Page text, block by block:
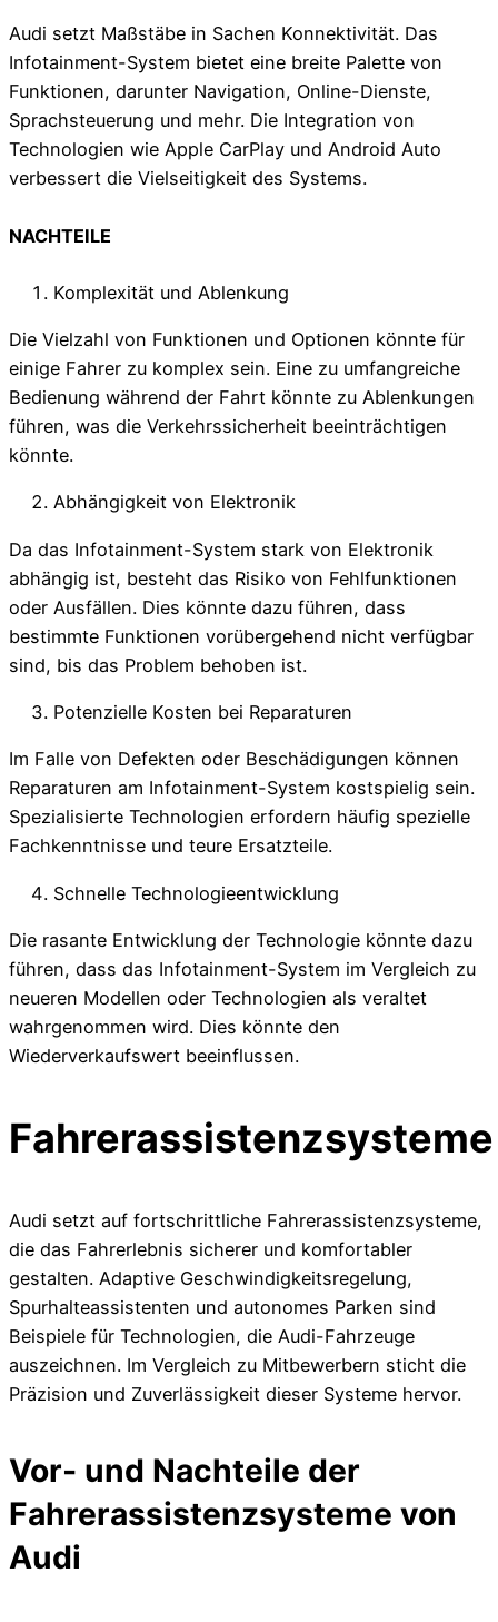
Audi setzt Maßstäbe in Sachen Konnektivität. Das
Infotainment-System bietet eine breite Palette von
Funktionen, darunter Navigation, Online-Dienste,
Sprachsteuerung und mehr. Die Integration von
Technologien wie Apple CarPlay und Android Auto
verbessert die Vielseitigkeit des Systems.
NACHTEILE
Komplexität und Ablenkung
Die Vielzahl von Funktionen und Optionen könnte für
einige Fahrer zu komplex sein. Eine zu umfangreiche
Bedienung während der Fahrt könnte zu Ablenkungen
führen, was die Verkehrssicherheit beeinträchtigen
könnte.
Abhängigkeit von Elektronik
Da das Infotainment-System stark von Elektronik
abhängig ist, besteht das Risiko von Fehlfunktionen
oder Ausfällen. Dies könnte dazu führen, dass
bestimmte Funktionen vorübergehend nicht verfügbar
sind, bis das Problem behoben ist.
Potenzielle Kosten bei Reparaturen
Im Falle von Defekten oder Beschädigungen können
Reparaturen am Infotainment-System kostspielig sein.
Spezialisierte Technologien erfordern häufig spezielle
Fachkenntnisse und teure Ersatzteile.
Schnelle Technologieentwicklung
Die rasante Entwicklung der Technologie könnte dazu
führen, dass das Infotainment-System im Vergleich zu
neueren Modellen oder Technologien als veraltet
wahrgenommen wird. Dies könnte den
Wiederverkaufswert beeinflussen.
Fahrerassistenzsysteme
Audi setzt auf fortschrittliche Fahrerassistenzsysteme,
die das Fahrerlebnis sicherer und komfortabler
gestalten. Adaptive Geschwindigkeitsregelung,
Spurhalteassistenten und autonomes Parken sind
Beispiele für Technologien, die Audi-Fahrzeuge
auszeichnen. Im Vergleich zu Mitbewerbern sticht die
Präzision und Zuverlässigkeit dieser Systeme hervor.
Vor- und Nachteile der
Fahrerassistenzsysteme von
Audi